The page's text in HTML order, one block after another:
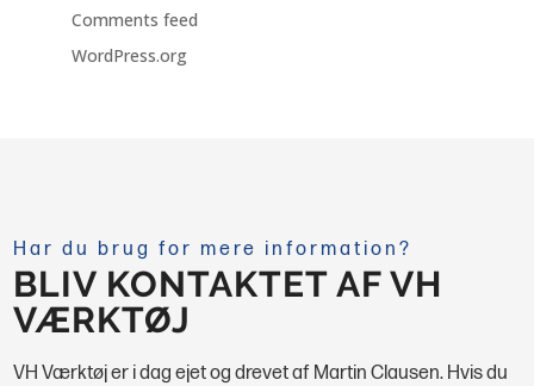
Comments feed
WordPress.org
Har du brug for mere information?
BLIV KONTAKTET AF VH
VÆRKTØJ
VH Værktøj er i dag ejet og drevet af Martin Clausen. Hvis du